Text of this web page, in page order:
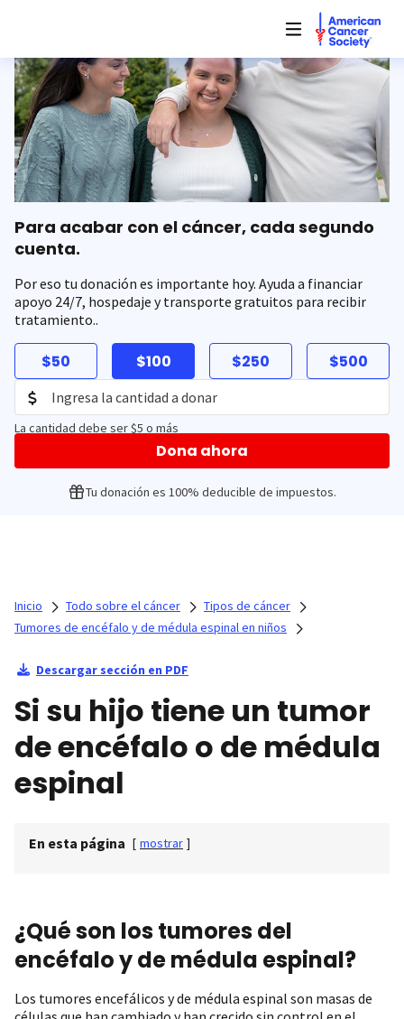
contenido
principal
Para acabar con el cáncer, cada segundo
cuenta.
Por eso tu donación es importante hoy. Ayuda a financiar
apoyo 24/7, hospedaje y transporte gratuitos para recibir
tratamiento..
$50 $100 $250 $500
La cantidad debe ser $5 o más
Dona ahora
Tu donación es 100% deducible de impuestos.
Inicio Todo sobre el cáncer
Tipos de cáncer
Tumores de encéfalo y de médula espinal en niños
Descargar sección en PDF
Si su hijo tiene un tumor
de encéfalo o de médula
espinal
En esta página [ mostrar ]
¿Qué son los tumores del
encéfalo y de médula espinal?
Los tumores encefálicos y de médula espinal son masas de